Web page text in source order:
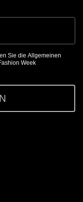
Sie die Allgemeinen
Week